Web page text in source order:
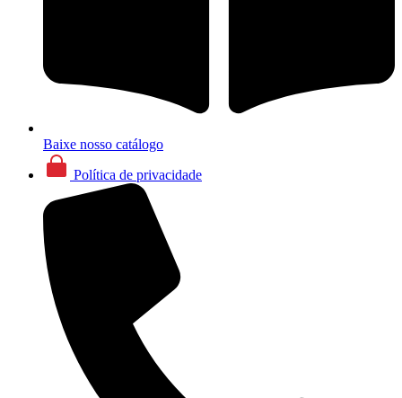
Baixe nosso catálogo
Política de privacidade